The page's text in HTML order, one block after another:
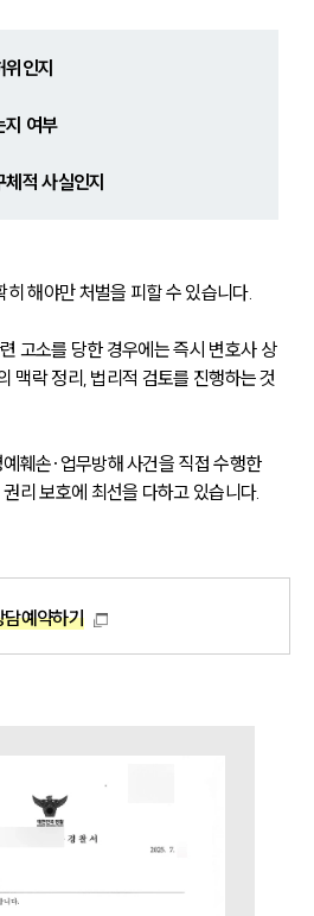
인지
여부
적 사실인지
해야만 처벌을 피할 수 있습니다.
고소를 당한 경우에는 즉시 변호사 상
맥락 정리, 법리적 검토를 진행하는 것
훼손·업무방해 사건을 직접 수행한
리 보호에 최선을 다하고 있습니다.
예약하기